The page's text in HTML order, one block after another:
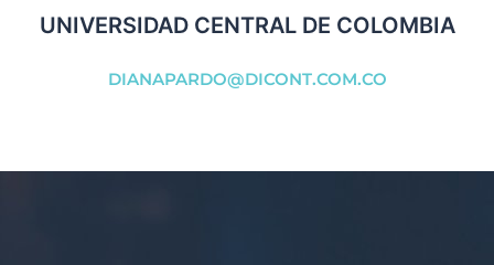
UNIVERSIDAD CENTRAL DE COLOMBIA
DIANAPARDO@DICONT.COM.CO